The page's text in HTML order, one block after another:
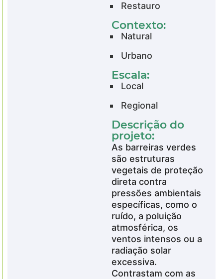
Restauro
Contexto:
Natural
Urbano
Escala:
Local
Regional
Descrição do
projeto:
As barreiras verdes
são estruturas
vegetais de proteção
direta contra
pressões ambientais
específicas, como o
ruído, a poluição
atmosférica, os
ventos intensos ou a
radiação solar
excessiva.
Contrastam com as